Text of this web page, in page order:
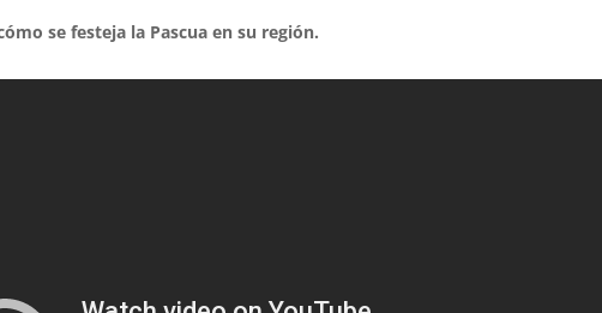
se festeja la Pascua en su región.